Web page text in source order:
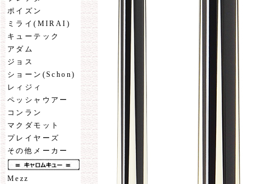
ポイズン
ミライ(MIRAI)
キューテック
アダム
ジョス
ショーン(Schon)
レィジィ
ペッシャウアー
コンラン
マクダモット
プレイヤーズ
その他メーカー
Mezz